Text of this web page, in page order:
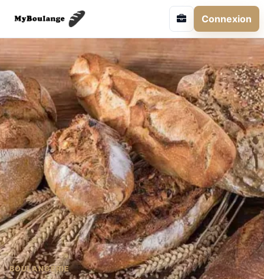
Connexion
BOULANGERIE